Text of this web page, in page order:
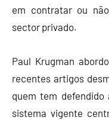
em contratar ou
sector privado.
Paul Krugman
recentes artigos
quem tem
sistema vigente